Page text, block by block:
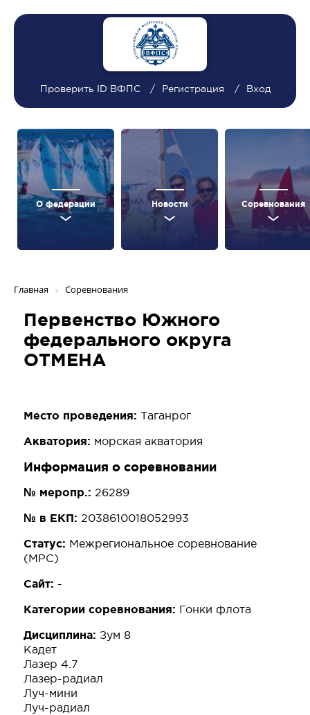
Проверить ID ВФПС Регистрация Вход
О федерации Новости Соревнования
Главная Соревнования
Первенство Южного
федерального округа
ОТМЕНА
Место проведения: Таганрог
Акватория: морская акватория
Информация о соревновании
№ меропр.: 26289
№ в ЕКП: 2038610018052993
Статус: Межрегиональное соревнование
(МРС)
Сайт: -
Категории соревнования: Гонки флота
Дисциплина: Зум 8
Кадет
Лазер 4.7
Лазер-радиал
Луч-мини
Луч-радиал